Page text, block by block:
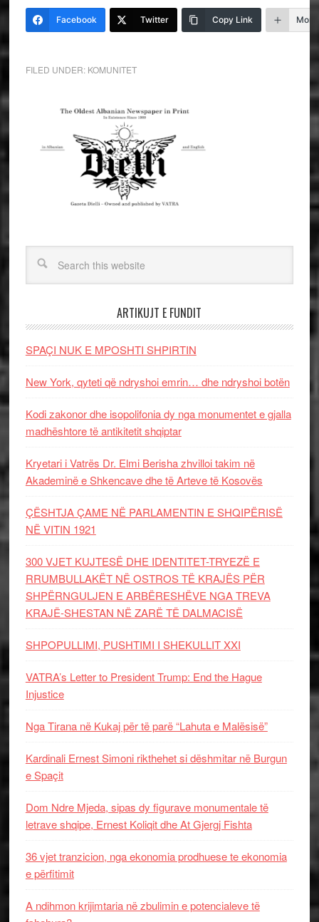
Facebook Twitter Copy Link More
FILED UNDER: KOMUNITET
ARTIKUJT E FUNDIT
SPAÇI NUK E MPOSHTI SHPIRTIN
New York, qyteti që ndryshoi emrin… dhe ndryshoi botën
Kodi zakonor dhe isopolifonia dy nga monumentet e gjalla
madhështore të antikitetit shqiptar
Kryetari i Vatrës Dr. Elmi Berisha zhvilloi takim në
Akademinë e Shkencave dhe të Arteve të Kosovës
ÇËSHTJA ÇAME NË PARLAMENTIN E SHQIPËRISË
NË VITIN 1921
300 VJET KUJTESË DHE IDENTITET-TRYEZË E
RRUMBULLAKËT NË OSTROS TË KRAJËS PËR
SHPËRNGULJEN E ARBËRESHËVE NGA TREVA
KRAJË-SHESTAN NË ZARË TË DALMACISË
SHPOPULLIMI, PUSHTIMI I SHEKULLIT XXI
VATRA’s Letter to President Trump: End the Hague
Injustice
Nga Tirana në Kukaj për të parë “Lahuta e Malësisë”
Kardinali Ernest Simoni rikthehet si dëshmitar në Burgun
e Spaçit
Dom Ndre Mjeda, sipas dy figurave monumentale të
letrave shqipe, Ernest Koliqit dhe At Gjergj Fishta
36 vjet tranzicion, nga ekonomia prodhuese te ekonomia
e përfitimit
A ndihmon krijimtaria në zbulimin e potencialeve të